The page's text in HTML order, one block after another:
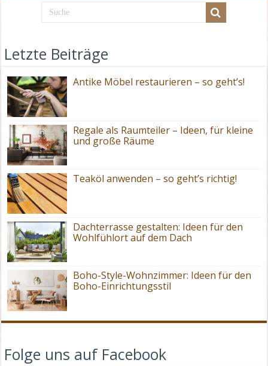
Letzte Beiträge
Antike Möbel restaurieren – so geht’s!
Regale als Raumteiler – Ideen, für kleine
und große Räume
Teaköl anwenden – so geht’s richtig!
Dachterrasse gestalten: Ideen für den
Wohlfühlort auf dem Dach
Boho-Style-Wohnzimmer: Ideen für den
Boho-Einrichtungsstil
Folge uns auf Facebook